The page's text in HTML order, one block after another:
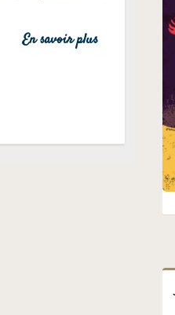
En savoir plus